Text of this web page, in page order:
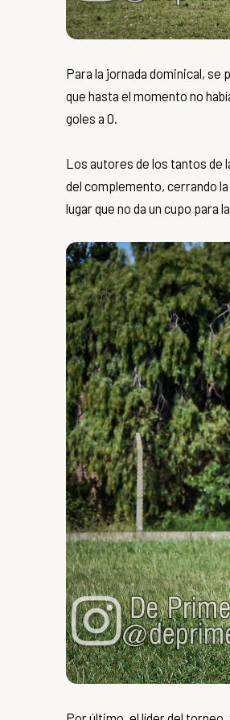
Para la jornada dominical, se
que hasta el momento no
goles a 0.
Los autores de los tantos de
del complemento, cerrando
lugar que no da un cupo para